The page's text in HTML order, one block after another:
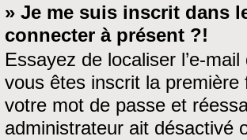
» Je me suis inscrit dans
connecter à présent ?!
Essayez de localiser l’e-
vous êtes inscrit la première
votre mot de passe et
administrateur ait désactivé